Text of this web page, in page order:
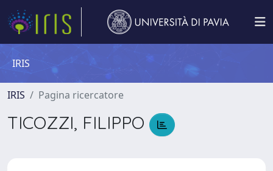
IRIS
IRIS Pagina ricercatore
TICOZZI, FILIPPO